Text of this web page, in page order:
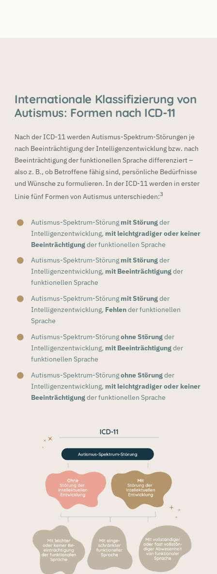
Internationale Klassifizierung von
Autismus: Formen nach ICD-11
Nach der ICD-11 werden Autismus-Spektrum-Störungen je
nach Beeinträchtigung der Intelligenzentwicklung bzw. nach
Beeinträchtigung der funktionellen Sprache differenziert –
also z. B., ob Betroffene fähig sind, persönliche Bedürfnisse
und Wünsche zu formulieren. In der ICD-11 werden in erster
Linie fünf Formen von Autismus unterschieden:3
Autismus-Spektrum-Störung mit Störungder
Intelligenzentwicklung, mit leichtgradiger oder keiner
Beeinträchtigungder funktionellen Sprache
Autismus-Spektrum-Störung mit Störungder
Intelligenzentwicklung, mit Beeinträchtigungder
funktionellen Sprache
Autismus-Spektrum-Störung mit Störungder
Intelligenzentwicklung, Fehlender funktionellen
Sprache
Autismus-Spektrum-Störungohne Störungder
Intelligenzentwicklung, mit Beeinträchtigungder
funktionellen Sprache
Autismus-Spektrum-Störungohne Störungder
Intelligenzentwicklung, mit leichtgradiger oder keiner
Beeinträchtigungder funktionellen Sprache